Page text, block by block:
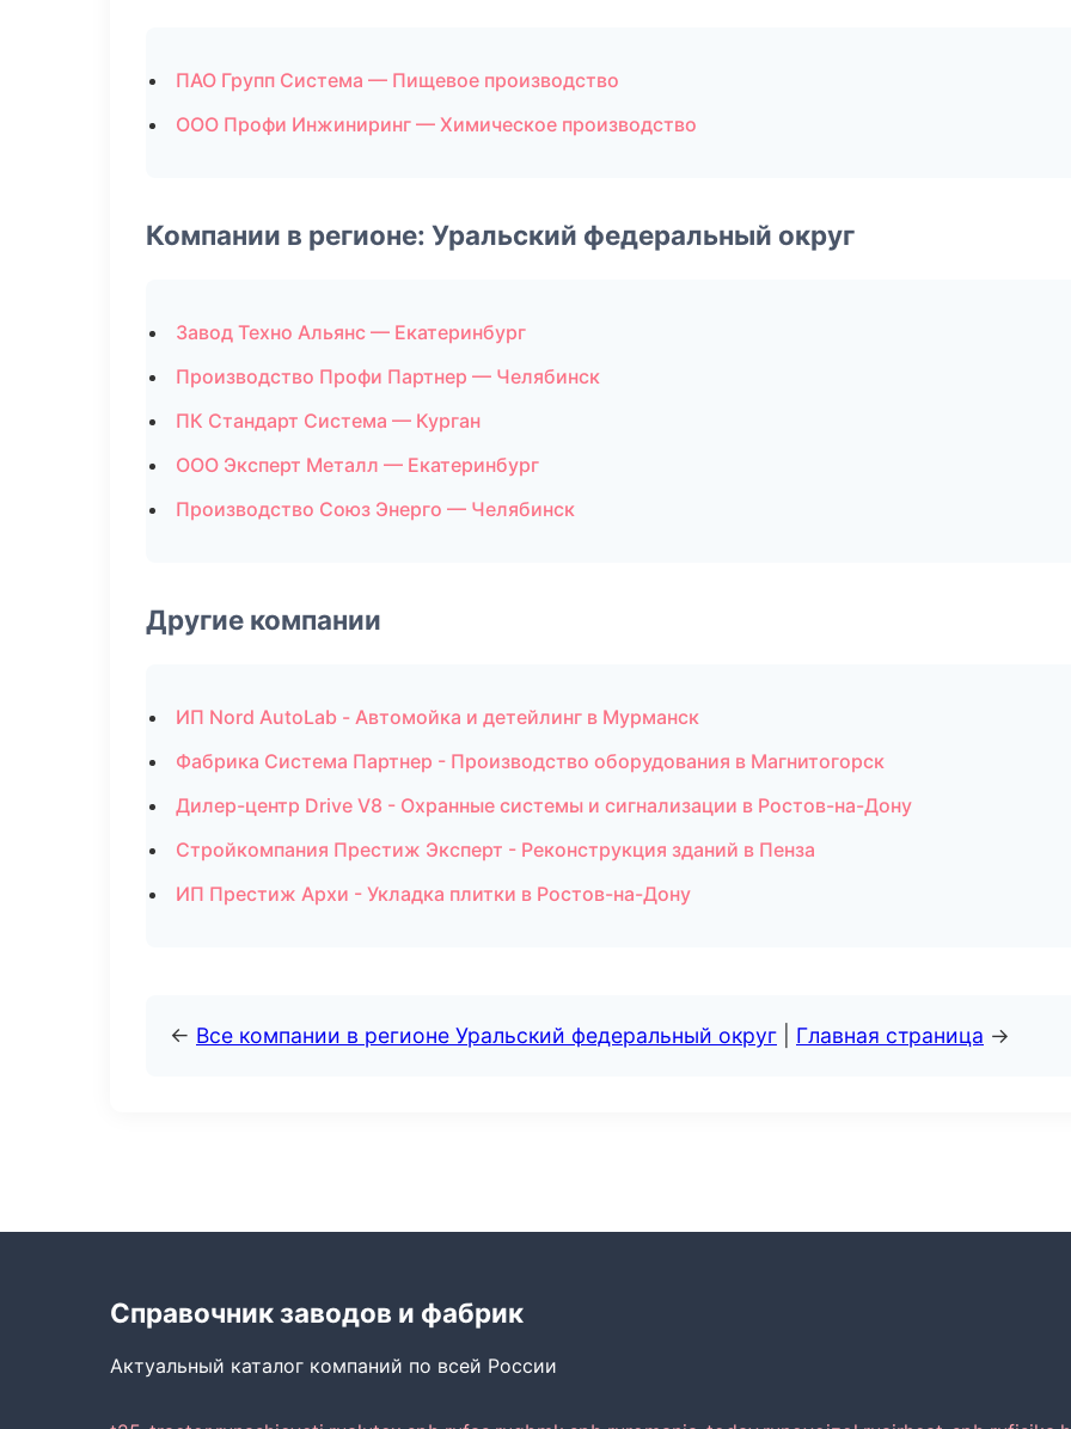
ПАО Групп Система — Пищевое производство
ООО Профи Инжиниринг — Химическое производство
Компании в регионе: Уральский федеральный округ
Завод Техно Альянс — Екатеринбург
Производство Профи Партнер — Челябинск
ПК Стандарт Система — Курган
ООО Эксперт Металл — Екатеринбург
Производство Союз Энерго — Челябинск
Другие компании
ИП Nord AutoLab - Автомойка и детейлинг в Мурманск
Фабрика Система Партнер - Производство оборудования в Магнитогорск
Дилер-центр Drive V8 - Охранные системы и сигнализации в Ростов-на-Дону
Стройкомпания Престиж Эксперт - Реконструкция зданий в Пенза
ИП Престиж Архи - Укладка плитки в Ростов-на-Дону
← Все компании в регионе Уральский федеральный округ Главная страница →
Справочник заводов и фабрик
Актуальный каталог компаний по всей России